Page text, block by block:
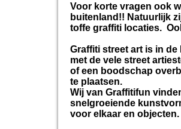
Voor korte vragen ook
buitenland!! Natuurlijk
toffe graffiti locaties.
Graffiti street art is in
met de vele street
of een boodschap
te plaatsen.
Wij van Graffitifun
snelgroeiende
voor elkaar en objecten.